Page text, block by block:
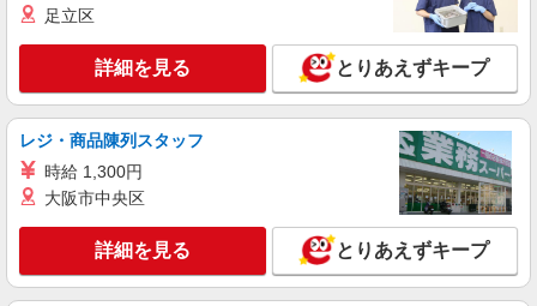
善手当：20,000〜60,000円（勤続年数、保有資格
により変動） ・固定残業手当：20,000円（10時
間） ※固定残業時間を超過する場合には超過勤務
手当として別途支給 下記資格をお持ちの方歓迎 ・
認知症介護基礎研修 ・初任者研修 ・実務者研修
・介護福祉士 など
詳細を見る
派遣社員
株式会社ミライエ
週5日勤務、介護福祉士の場合 時給1,700円×168時
間＝285,600円 ※上記は介護福祉士保有者の場
合 ※初任者研修（旧ヘルパー2級）や実務者も歓
千葉市稲毛区 みどり台駅
キープ 詳細を見る
足立区
詳細を見る とりあえずキープ
レジ・商品陳列スタッフ
時給 1,300円
大阪市中央区
詳細を見る とりあえずキープ